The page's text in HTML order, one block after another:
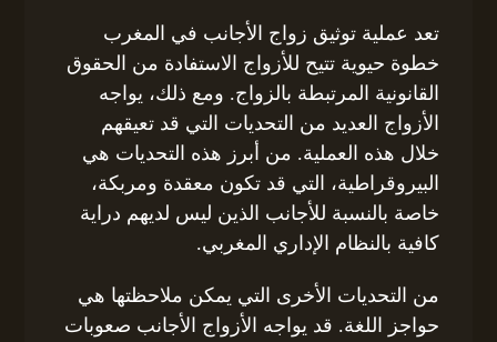
تعد عملية توثيق زواج الأجانب في المغرب
خطوة حيوية تتيح للأزواج الاستفادة من الحقوق
القانونية المرتبطة بالزواج. ومع ذلك، يواجه
الأزواج العديد من التحديات التي قد تعيقهم
خلال هذه العملية. من أبرز هذه التحديات هي
البيروقراطية، التي قد تكون معقدة ومربكة،
خاصة بالنسبة للأجانب الذين ليس لديهم دراية
كافية بالنظام الإداري المغربي.
من التحديات الأخرى التي يمكن ملاحظتها هي
حواجز اللغة. قد يواجه الأزواج الأجانب صعوبات